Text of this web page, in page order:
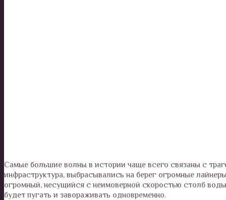
Самые большие волны в истории чаще всего связаны с
инфраструктура, выбрасывались на берег огромные
огромный, несущийся с неимоверной скоростью столб
будет пугать и завораживать одновременно.